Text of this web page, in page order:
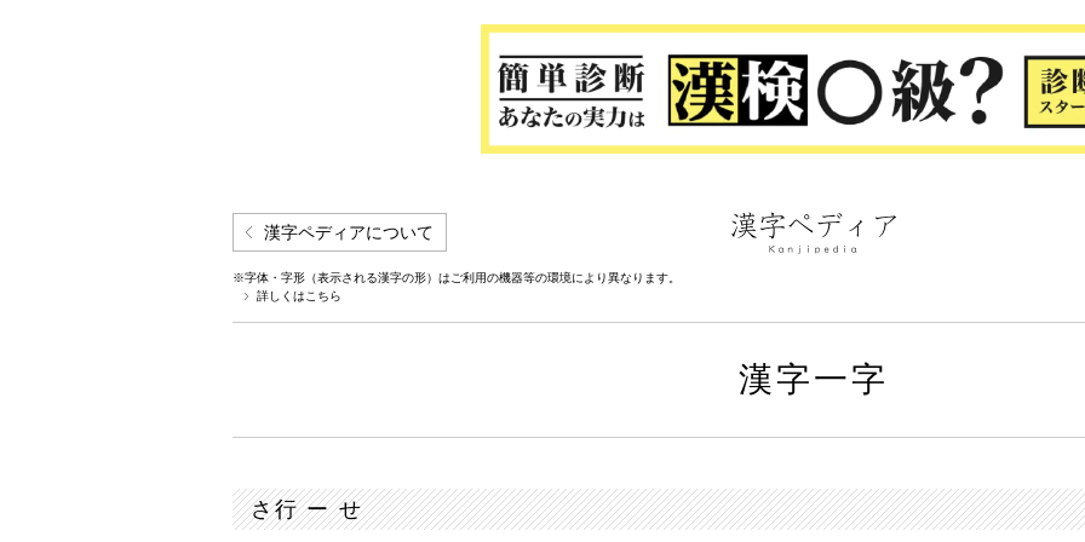
漢字ペディアについて
※字体・字形（表示される漢字の形）はご利用の機器等の環境により異なります。
詳しくはこちら
漢字一字
さ行 ー せ